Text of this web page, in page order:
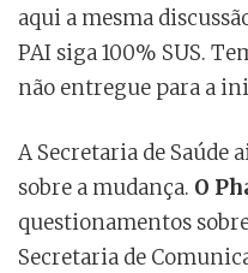
aqui a mesma
PAI siga 100% SUS.
não entregue para a
A Secretaria de Saúde
sobre a mudança. O
questionamentos
Secretaria de